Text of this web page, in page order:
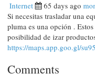
Internet 65 days ago
Si necesitas trasladar una
pluma es una opción .
posibilidad de izar
https://maps.app.goo.gl/
Comments